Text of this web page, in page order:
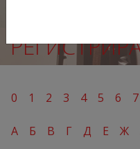
0 1 2 3 4 5 6 7
А Б В Г Д Е Ж